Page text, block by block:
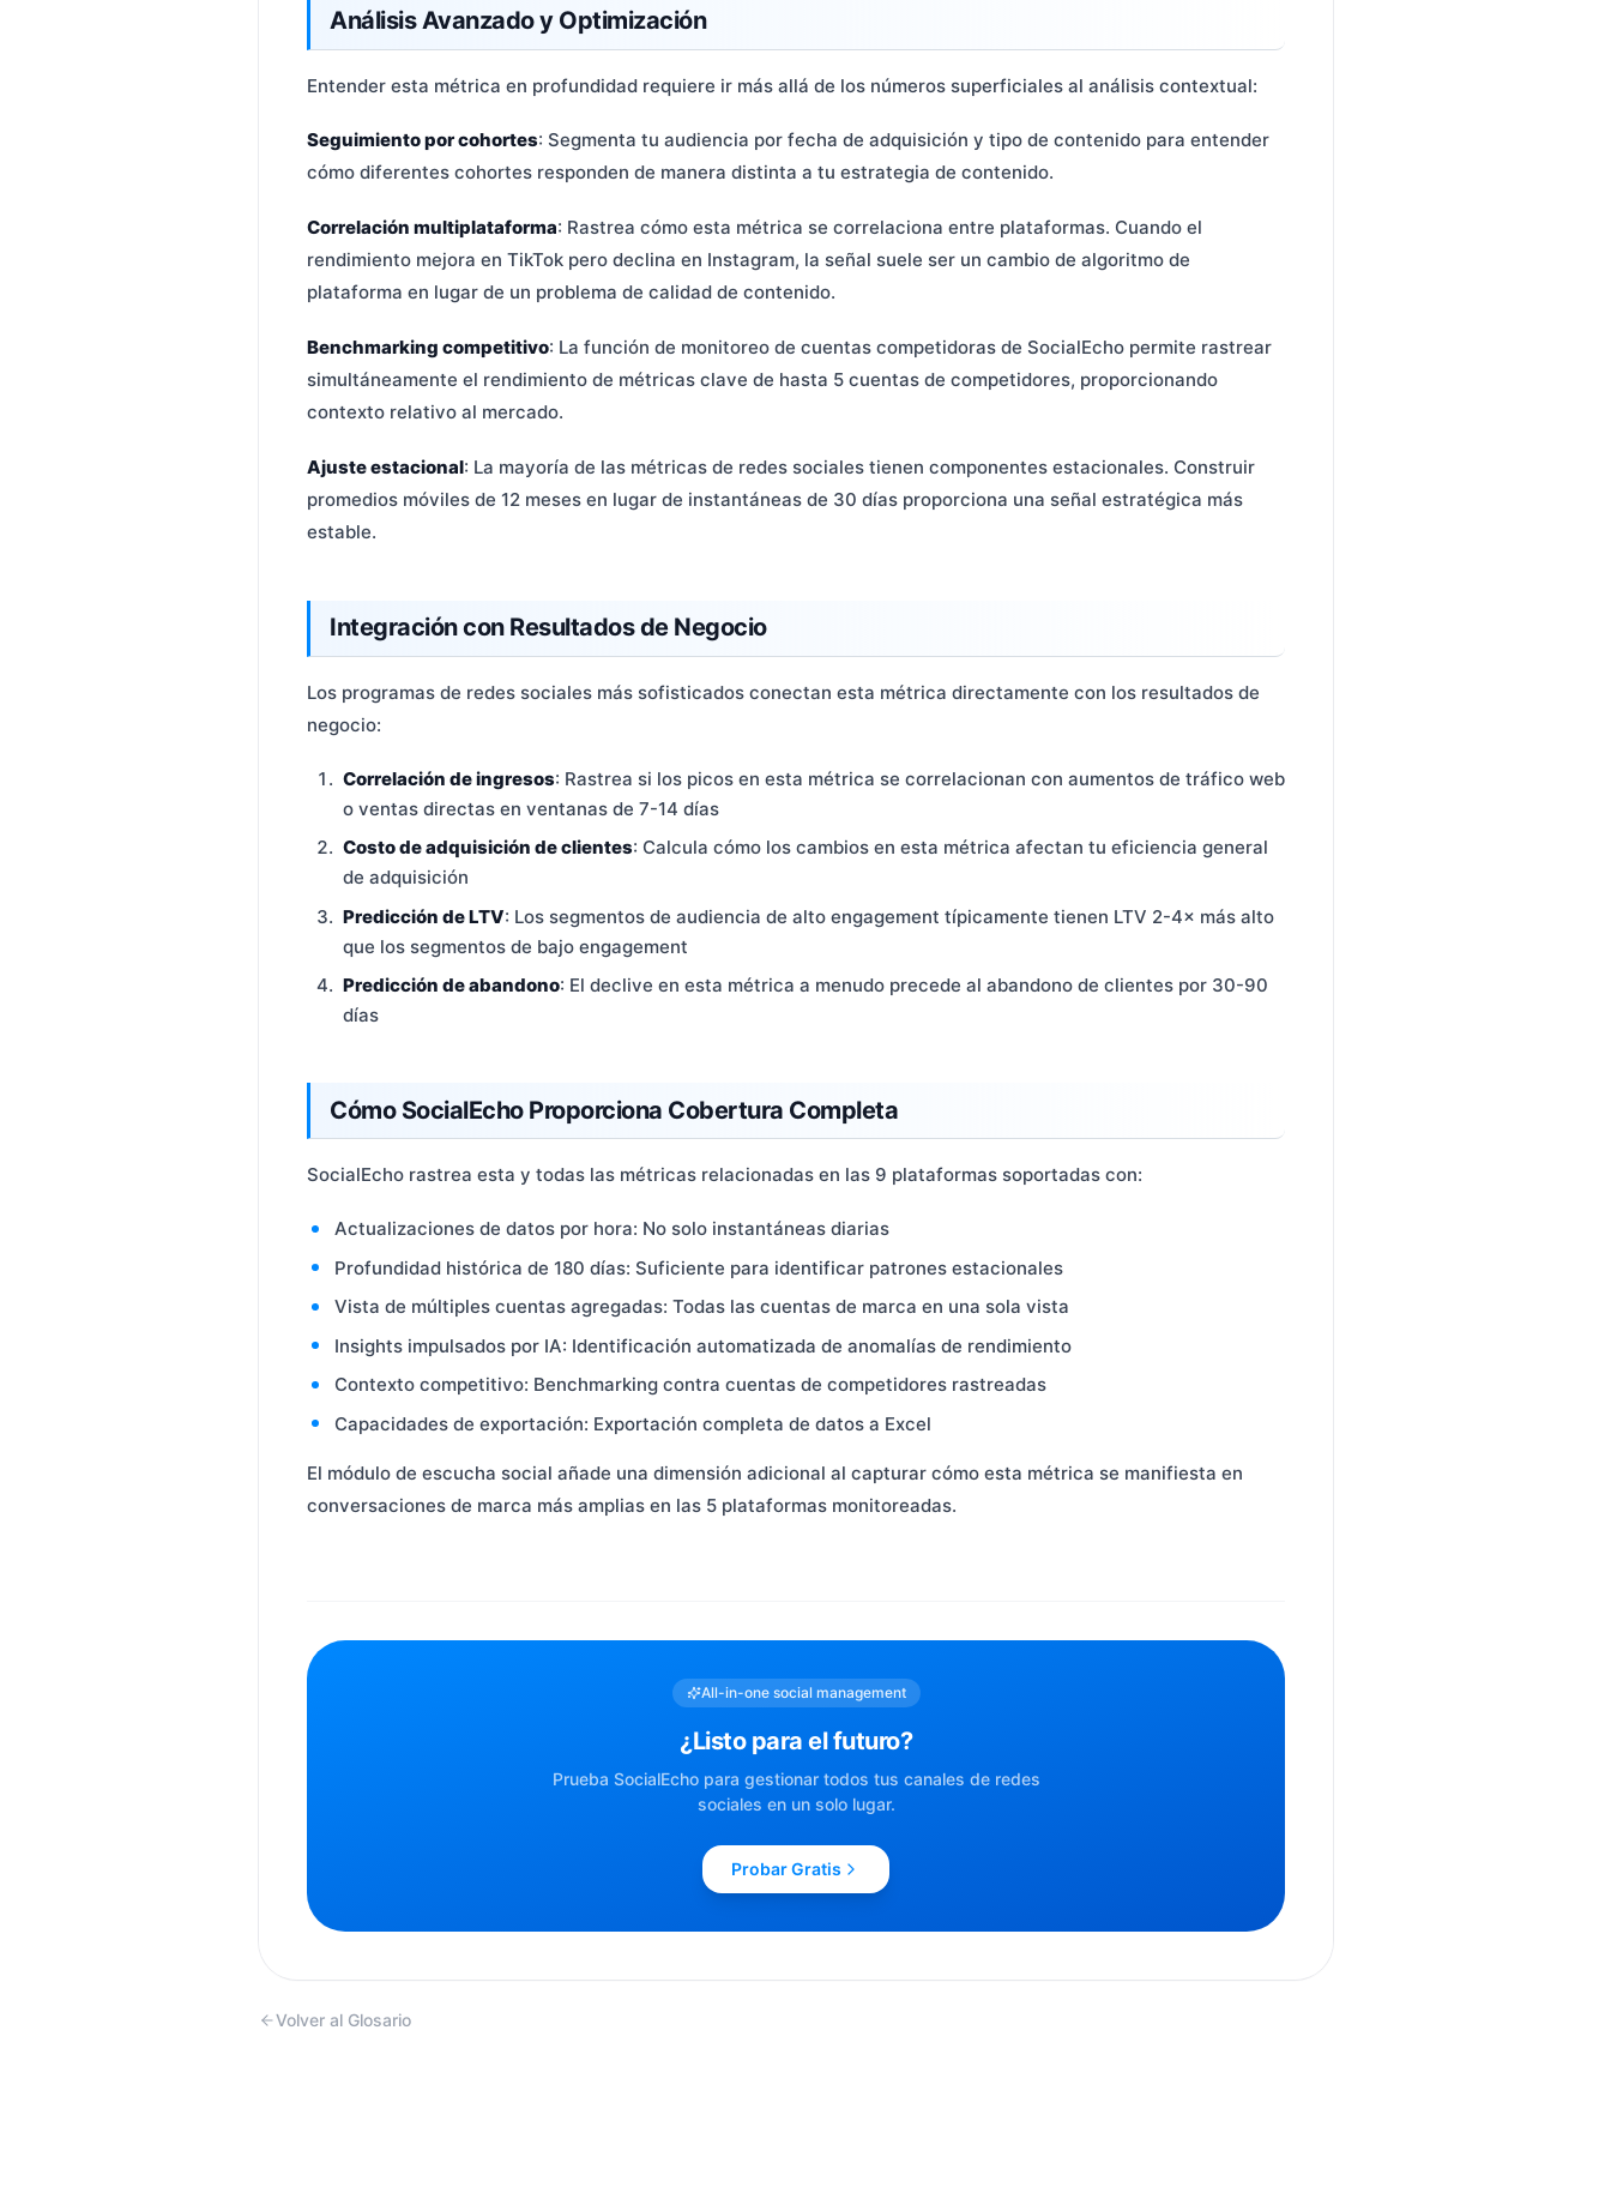
Análisis Avanzado y Optimización
Entender esta métrica en profundidad requiere ir más allá de los números superficiales al análisis contextual:
Seguimiento por cohortes: Segmenta tu audiencia por fecha de adquisición y tipo de contenido para entender
cómo diferentes cohortes responden de manera distinta a tu estrategia de contenido.
Correlación multiplataforma: Rastrea cómo esta métrica se correlaciona entre plataformas. Cuando el
rendimiento mejora en TikTok pero declina en Instagram, la señal suele ser un cambio de algoritmo de
plataforma en lugar de un problema de calidad de contenido.
Benchmarking competitivo: La función de monitoreo de cuentas competidoras de SocialEcho permite rastrear
simultáneamente el rendimiento de métricas clave de hasta 5 cuentas de competidores, proporcionando
contexto relativo al mercado.
Ajuste estacional: La mayoría de las métricas de redes sociales tienen componentes estacionales. Construir
promedios móviles de 12 meses en lugar de instantáneas de 30 días proporciona una señal estratégica más
estable.
Integración con Resultados de Negocio
Los programas de redes sociales más sofisticados conectan esta métrica directamente con los resultados de
negocio:
Correlación de ingresos: Rastrea si los picos en esta métrica se correlacionan con aumentos de tráfico web
o ventas directas en ventanas de 7-14 días
Costo de adquisición de clientes: Calcula cómo los cambios en esta métrica afectan tu eficiencia general
de adquisición
Predicción de LTV: Los segmentos de audiencia de alto engagement típicamente tienen LTV 2-4× más alto
que los segmentos de bajo engagement
Predicción de abandono: El declive en esta métrica a menudo precede al abandono de clientes por 30-90
días
Cómo SocialEcho Proporciona Cobertura Completa
SocialEcho rastrea esta y todas las métricas relacionadas en las 9 plataformas soportadas con:
Actualizaciones de datos por hora: No solo instantáneas diarias
Profundidad histórica de 180 días: Suficiente para identificar patrones estacionales
Vista de múltiples cuentas agregadas: Todas las cuentas de marca en una sola vista
Insights impulsados por IA: Identificación automatizada de anomalías de rendimiento
Contexto competitivo: Benchmarking contra cuentas de competidores rastreadas
Capacidades de exportación: Exportación completa de datos a Excel
El módulo de escucha social añade una dimensión adicional al capturar cómo esta métrica se manifiesta en
conversaciones de marca más amplias en las 5 plataformas monitoreadas.
All-in-one social management
¿Listo para el futuro?
Prueba SocialEcho para gestionar todos tus canales de redes
sociales en un solo lugar.
Probar Gratis
Volver al Glosario